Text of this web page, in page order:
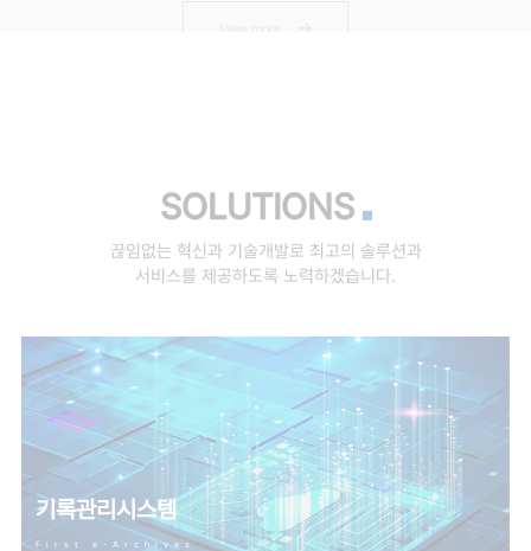
View more
SOLUTIONS
끊임없는 혁신과 기술개발로 최고의 솔루션과
서비스를 제공하도록 노력하겠습니다.
기록관리시스템
First e-Archives